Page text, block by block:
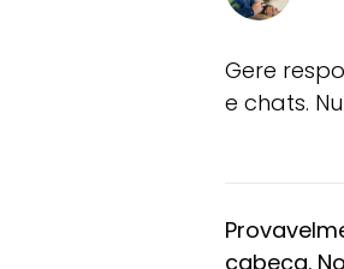
Gere
e chats.
cabeça.